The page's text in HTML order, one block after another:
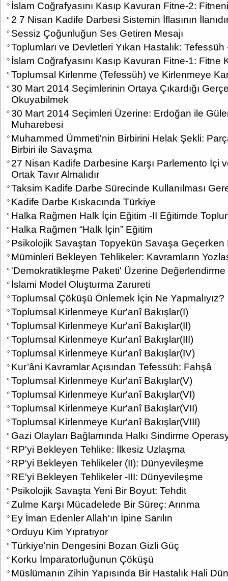
İslam Coğrafyasını Kasıp Kavuran Fitne-2:
2 7 Nisan Kadife Darbesi Sistemin İflasının
Sessiz Çoğunluğun Ses Getiren Mesajı
Toplumları ve Devletleri Yıkan Hastalık: Tefessüh
İslam Coğrafyasını Kasıp Kavuran Fitne-1: Fitne
Toplumsal Kirlenme (Tefessüh) ve Kirlenmeye
30 Mart 2014 Seçimlerinin Ortaya Çıkardığı
Okuyabilmek
30 Mart 2014 Seçimleri Üzerine: Erdoğan ile
Muharebesi
Muhammed Ümmeti'nin Birbirini Helak Şekli:
Birbiri ile Savaşma
27 Nisan Kadife Darbesine Karşı Parlemento İçi
Ortak Tavır Almalıdır
Taksim Kadife Darbe Sürecinde Kullanılması
Kadife Darbe Kıskacında Türkiye
Halka Rağmen Halk İçin Eğitim -II Eğitimde
Halka Rağmen “Halk İçin” Eğitim
Psikolojik Savaştan Topyekün Savaşa Geçerken
Müminleri Bekleyen Tehlikeler: Kavramların
'Demokratikleşme Paketi' Üzerine Değerlendirme
İslami Model Oluşturma Zarureti
Toplumsal Çöküşü Önlemek İçin Ne Yapmalıyız?
Toplumsal Kirlenmeye Kur'anî Bakışlar(I)
Toplumsal Kirlenmeye Kur'anî Bakışlar(II)
Toplumsal Kirlenmeye Kur'anî Bakışlar(III)
Toplumsal Kirlenmeye Kur'anî Bakışlar(IV)
Kur’âni Kavramlar Açısından Tefessüh: Fahşâ
Toplumsal Kirlenmeye Kur'anî Bakışlar(V)
Toplumsal Kirlenmeye Kur'anî Bakışlar(VI)
Toplumsal Kirlenmeye Kur'anî Bakışlar(VII)
Toplumsal Kirlenmeye Kur'anî Bakışlar(VIII)
Gazi Olayları Bağlamında Halkı Sindirme
RP'yi Bekleyen Tehlike: İlkesiz Uzlaşma
RP'yi Bekleyen Tehlikeler (II): Dünyevileşme
RE'yi Bekleyen Tehlikeler -III: Dünyevileşme
Psikolojik Savaşta Yeni Bir Boyut: Tehdit
Zulme Karşı Mücadelede Bir Süreç: Arınma
Ey İman Edenler Allah'ın İpine Sarılın
Orduyu Kim Yıpratıyor
Türkiye'nin Dengesini Bozan Gizli Güç
Korku İmparatorluğunun Çöküşü
Müslümanın Zihin Yapısında Bir Hastalık Hali